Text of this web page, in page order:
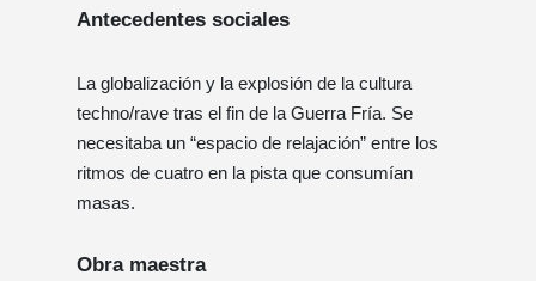
Antecedentes sociales
La globalización y la explosión de la cultura
techno/rave tras el fin de la Guerra Fría. Se
necesitaba un “espacio de relajación” entre los
ritmos de cuatro en la pista que consumían
masas.
Obra maestra